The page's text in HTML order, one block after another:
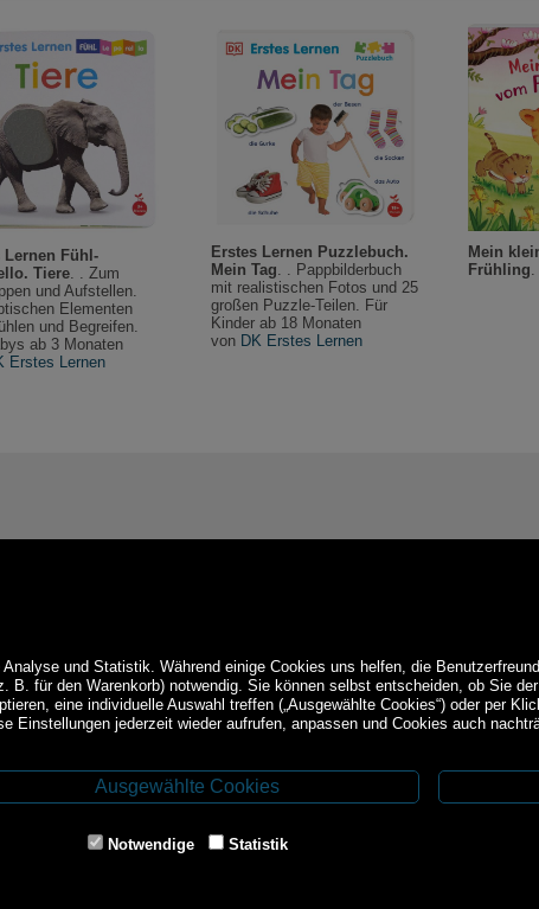
Lernen Fühl-
Tiere. . Zum
und Aufstellen.
Elementen
und Begreifen.
ab 3 Monaten
Erstes Lernen
Erstes Lernen Puzzlebuch.
Mein Tag . . Pappbilderbuch
mit realistischen Fotos und 25
großen Puzzle-Teilen. Für
Kinder ab 18 Monaten
von DK Erstes Lernen
Mein
Frühling
Service
Impressum
und Statistik. Während einige Cookies uns helfen, die
für den Warenkorb) notwendig. Sie können selbst entscheiden, ob Sie
eine individuelle Auswahl treffen („Ausgewählte Cookies“) oder per
Einstellungen jederzeit wieder aufrufen, anpassen und Cookies auch
Ausgewählte Cookies
Notwendige Statistik